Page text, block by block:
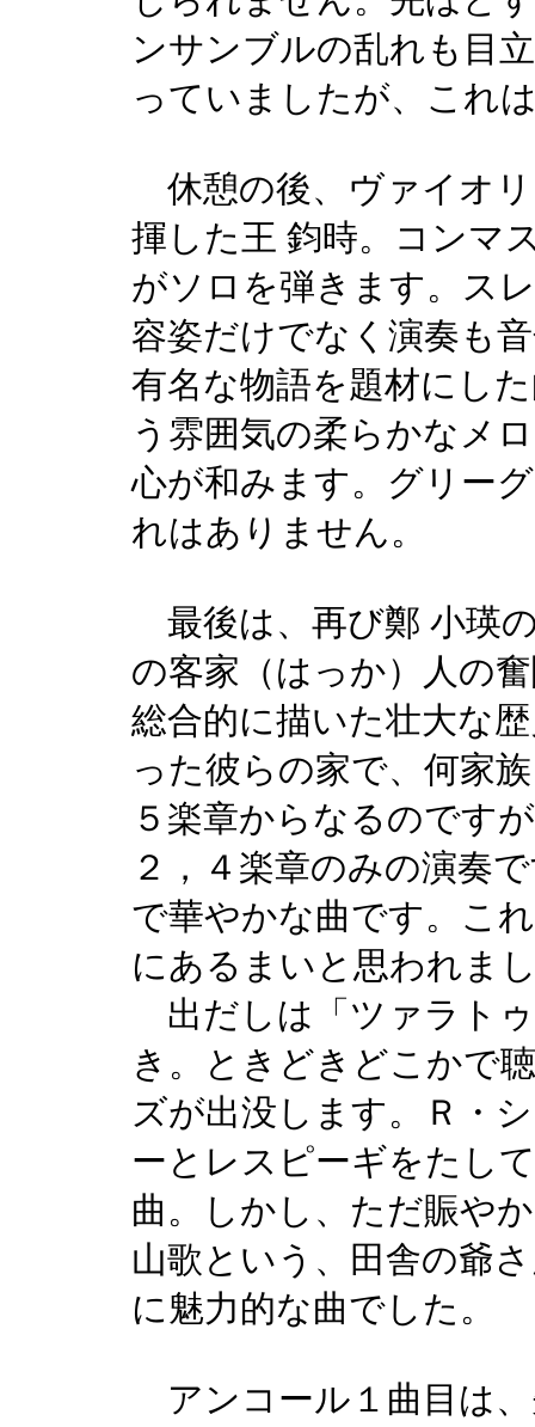
ンサンブルの乱れも目
っていましたが、これ
休憩の後、ヴァイオ
揮した王 鈞時。コンマ
がソロを弾きます。ス
容姿だけでなく演奏も
有名な物語を題材にし
う雰囲気の柔らかなメ
心が和みます。グリー
れはありません。
最後は、再び鄭 小瑛
の客家（はっか）人の
総合的に描いた壮大な
った彼らの家で、何家
５楽章からなるのです
２，４楽章のみの演奏
で華やかな曲です。こ
にあるまいと思われま
出だしは「ツァラト
き。ときどきどこかで
ズが出没します。Ｒ・
ーとレスピーギをたし
曲。しかし、ただ賑や
山歌という、田舎の爺
に魅力的な曲でした。
アンコール１曲目は